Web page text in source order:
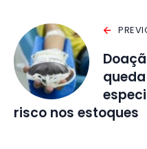
risco nos estoques